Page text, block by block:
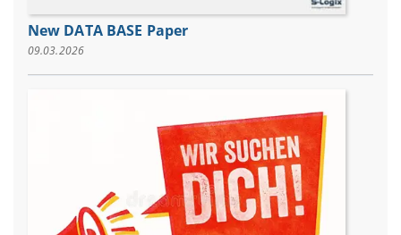
New DATA BASE Paper
09.03.2026